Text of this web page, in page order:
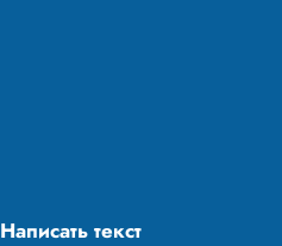
Написать текст